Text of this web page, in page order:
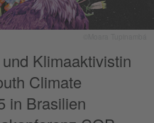
Klimaaktivistin
Climate
in Brasilien